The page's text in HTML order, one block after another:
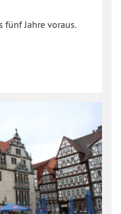
fünf Jahre voraus.